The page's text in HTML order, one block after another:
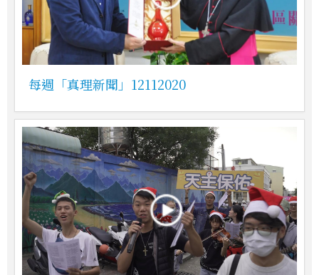
每週「真理新聞」12112020